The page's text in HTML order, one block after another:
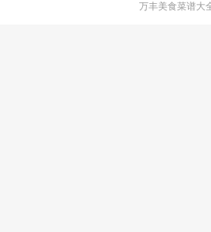
万丰美食菜谱大